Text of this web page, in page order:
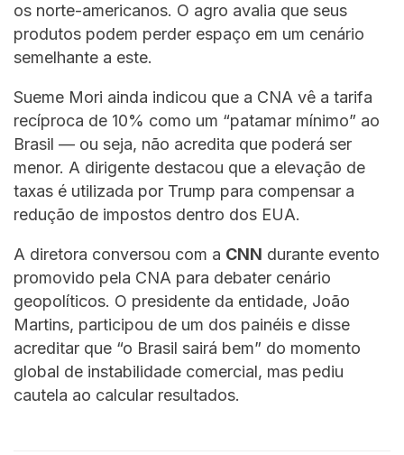
os norte-americanos. O agro avalia que seus
produtos podem perder espaço em um cenário
semelhante a este.
Sueme Mori ainda indicou que a CNA vê a tarifa
recíproca de 10% como um “patamar mínimo” ao
Brasil — ou seja, não acredita que poderá ser
menor. A dirigente destacou que a elevação de
taxas é utilizada por Trump para compensar a
redução de impostos dentro dos EUA.
A diretora conversou com a CNN durante evento
promovido pela CNA para debater cenário
geopolíticos. O presidente da entidade, João
Martins, participou de um dos painéis e disse
acreditar que “o Brasil sairá bem” do momento
global de instabilidade comercial, mas pediu
cautela ao calcular resultados.